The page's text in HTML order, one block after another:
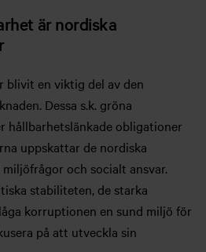
är nordiska
blivit en viktig del av den
Dessa s.k. gröna
hållbarhetslänkade obligationer
uppskattar de nordiska
och socialt ansvar.
stabiliteten, de starka
korruptionen en sund miljö för
på att utveckla sin